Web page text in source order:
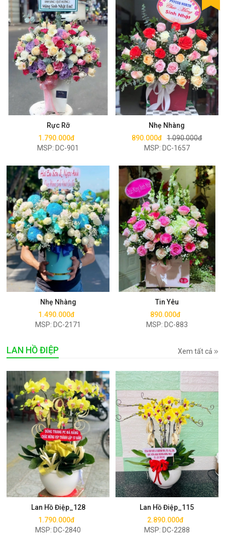
Rực Rỡ
1.790.000đ
MSP: DC-901
Mua ngay
Nhẹ Nhàng
890.000đ 1.090.000đ
MSP: DC-1657
Mua ngay
Nhẹ Nhàng
1.490.000đ
MSP: DC-2171
Mua ngay
Tin Yêu
890.000đ
MSP: DC-883
Mua ngay
LAN HỒ ĐIỆP Xem tất cả
Lan Hồ Điệp_128
1.790.000đ
MSP: DC-2840
Mua ngay
Lan Hồ Điệp_115
2.890.000đ
MSP: DC-2288
Mua ngay